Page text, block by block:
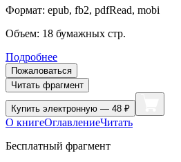
Формат: epub, fb2, pdfRead, mobi
Объем: 18 бумажных стр.
Подробнее
Пожаловаться
Читать фрагмент
Купить электронную — 48 ₽
О книгеОглавлениеЧитать
Бесплатный фрагмент